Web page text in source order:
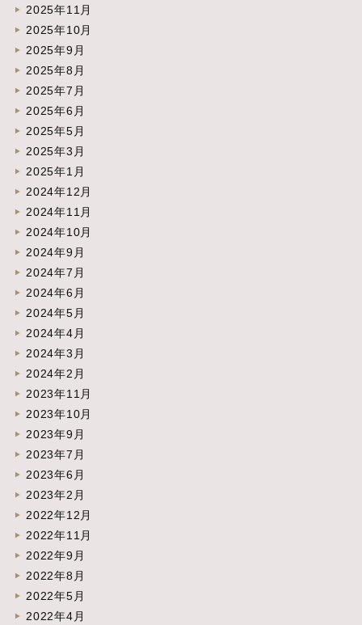
2025年11月
2025年10月
2025年9月
2025年8月
2025年7月
2025年6月
2025年5月
2025年3月
2025年1月
2024年12月
2024年11月
2024年10月
2024年9月
2024年7月
2024年6月
2024年5月
2024年4月
2024年3月
2024年2月
2023年11月
2023年10月
2023年9月
2023年7月
2023年6月
2023年2月
2022年12月
2022年11月
2022年9月
2022年8月
2022年5月
2022年4月